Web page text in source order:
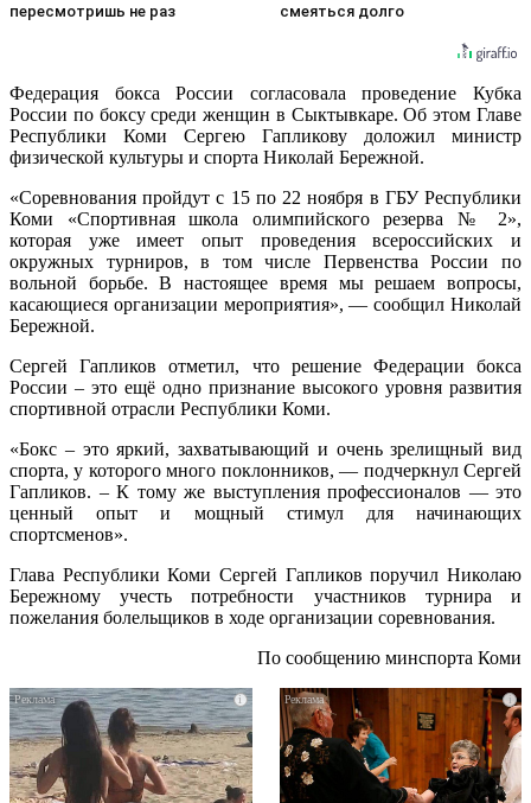
пересмотришь не раз
смеяться долго
Федерация бокса России согласовала проведение Кубка
России по боксу среди женщин в Сыктывкаре. Об этом Главе
Республики Коми Сергею Гапликову доложил министр
физической культуры и спорта Николай Бережной.
«Соревнования пройдут с 15 по 22 ноября в ГБУ Республики
Коми «Спортивная школа олимпийского резерва № 2»,
которая уже имеет опыт проведения всероссийских и
окружных турниров, в том числе Первенства России по
вольной борьбе. В настоящее время мы решаем вопросы,
касающиеся организации мероприятия», — сообщил Николай
Бережной.
Сергей Гапликов отметил, что решение Федерации бокса
России – это ещё одно признание высокого уровня развития
спортивной отрасли Республики Коми.
«Бокс – это яркий, захватывающий и очень зрелищный вид
спорта, у которого много поклонников, — подчеркнул Сергей
Гапликов. – К тому же выступления профессионалов — это
ценный опыт и мощный стимул для начинающих
спортсменов».
Глава Республики Коми Сергей Гапликов поручил Николаю
Бережному учесть потребности участников турнира и
пожелания болельщиков в ходе организации соревнования.
По сообщению минспорта Коми
i i